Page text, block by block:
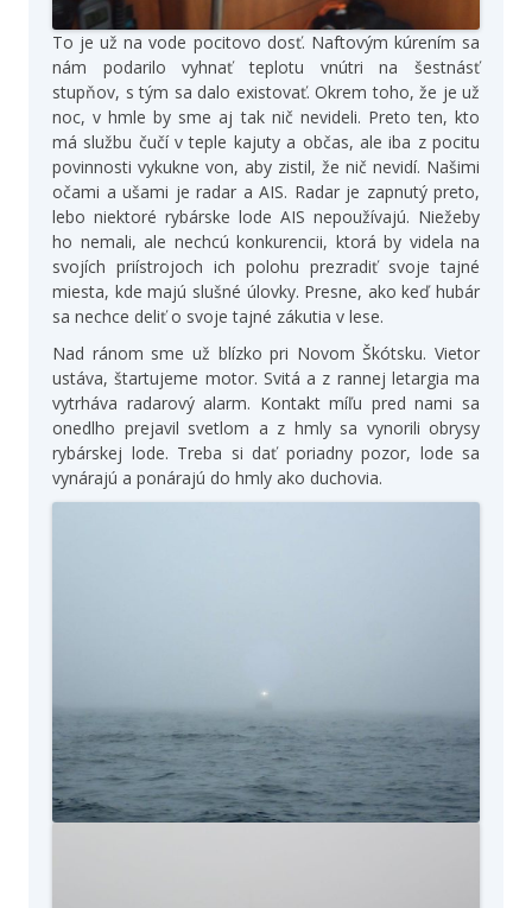
To je už na vode pocitovo dosť. Naftovým kúrením sa
nám podarilo vyhnať teplotu vnútri na šestnásť
stupňov, s tým sa dalo existovať. Okrem toho, že je už
noc, v hmle by sme aj tak nič nevideli. Preto ten, kto
má službu čučí v teple kajuty a občas, ale iba z pocitu
povinnosti vykukne von, aby zistil, že nič nevidí. Našimi
očami a ušami je radar a AIS. Radar je zapnutý preto,
lebo niektoré rybárske lode AIS nepoužívajú. Niežeby
ho nemali, ale nechcú konkurencii, ktorá by videla na
svojích priístrojoch ich polohu prezradiť svoje tajné
miesta, kde majú slušné úlovky. Presne, ako keď hubár
sa nechce deliť o svoje tajné zákutia v lese.
Nad ránom sme už blízko pri Novom Škótsku. Vietor
ustáva, štartujeme motor. Svitá a z rannej letargia ma
vytrháva radarový alarm. Kontakt míľu pred nami sa
onedlho prejavil svetlom a z hmly sa vynorili obrysy
rybárskej lode. Treba si dať poriadny pozor, lode sa
vynárajú a ponárajú do hmly ako duchovia.